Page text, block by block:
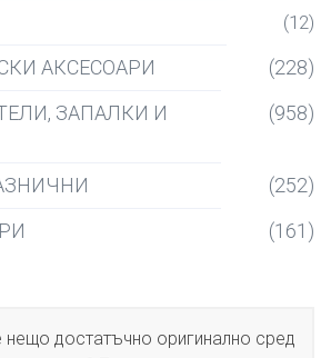
(12)
АКСЕСОАРИ
(228)
ЗАПАЛКИ И
(958)
(252)
(161)
нещо достатъчно оригинално сред